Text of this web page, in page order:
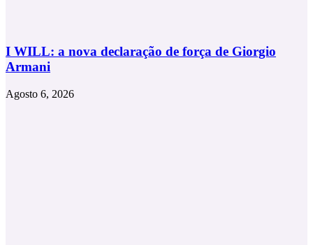
I WILL: a nova declaração de força de Giorgio
Armani
Agosto 6, 2026